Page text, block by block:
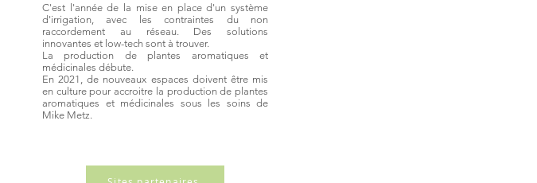
C'est l'année de la mise en place d'un système
d'irrigation, avec les contraintes du non
raccordement au réseau. Des solutions
innovantes et low-tech sont à trouver.
La production de plantes aromatiques et
médicinales débute.
En 2021, de nouveaux espaces doivent être mis
en culture pour accroitre la production de plantes
aromatiques et médicinales sous les soins de
Mike Metz.